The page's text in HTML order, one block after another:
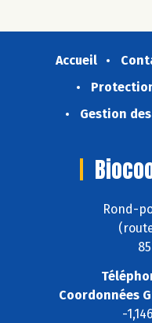
Accueil
Gestion
Rond-
Coordonnées
-